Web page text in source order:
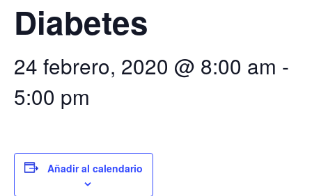
Diabetes
24 febrero, 2020 @ 8:00 am -
5:00 pm
Añadir al calendario